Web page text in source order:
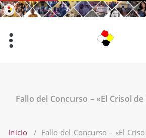
Saltar
al
Fallo del Concurso – «El Crisol
Inicio / Fallo del Concurso – «El